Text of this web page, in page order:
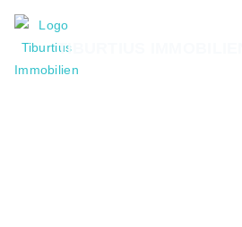
TIBURTIUS IMMOBILIEN